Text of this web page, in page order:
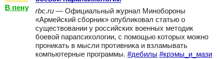
В пену
rbc.ru — Официальный журнал Минобороны
«Армейский сборник» опубликовал статью о
существовании у российских военных методик
боевой парапсихологии, с помощью которых можно
проникать в мысли противника и взламывать
компьютерные программы. #дебилы #крэмы_и_мази